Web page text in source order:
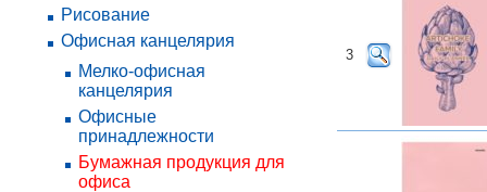
Рисование
Офисная канцелярия
Мелко-офисная
канцелярия
Офисные
принадлежности
Бумажная продукция для
офиса
3